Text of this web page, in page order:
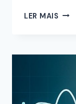
LER MAIS